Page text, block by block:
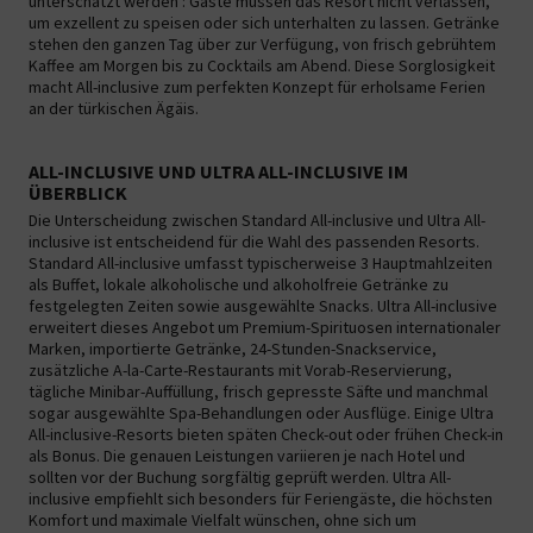
um exzellent zu speisen oder sich unterhalten zu lassen. Getränke
stehen den ganzen Tag über zur Verfügung, von frisch gebrühtem
Kaffee am Morgen bis zu Cocktails am Abend. Diese Sorglosigkeit
macht All-inclusive zum perfekten Konzept für erholsame Ferien
an der türkischen Ägäis.
ALL-INCLUSIVE UND ULTRA ALL-INCLUSIVE IM
ÜBERBLICK
Die Unterscheidung zwischen Standard All-inclusive und Ultra All-
inclusive ist entscheidend für die Wahl des passenden Resorts.
Standard All-inclusive umfasst typischerweise 3 Hauptmahlzeiten
als Buffet, lokale alkoholische und alkoholfreie Getränke zu
festgelegten Zeiten sowie ausgewählte Snacks. Ultra All-inclusive
erweitert dieses Angebot um Premium-Spirituosen internationaler
Marken, importierte Getränke, 24-Stunden-Snackservice,
zusätzliche A-la-Carte-Restaurants mit Vorab-Reservierung,
tägliche Minibar-Auffüllung, frisch gepresste Säfte und manchmal
sogar ausgewählte Spa-Behandlungen oder Ausflüge. Einige Ultra
All-inclusive-Resorts bieten späten Check-out oder frühen Check-in
als Bonus. Die genauen Leistungen variieren je nach Hotel und
sollten vor der Buchung sorgfältig geprüft werden. Ultra All-
inclusive empfiehlt sich besonders für Feriengäste, die höchsten
Komfort und maximale Vielfalt wünschen, ohne sich um